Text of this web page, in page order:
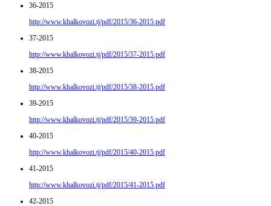
36-2015
http://www.khalkovozi.tj/pdf/2015/36-2015.pdf
37-2015
http://www.khalkovozi.tj/pdf/2015/37-2015.pdf
38-2015
http://www.khalkovozi.tj/pdf/2015/38-2015.pdf
39-2015
http://www.khalkovozi.tj/pdf/2015/39-2015.pdf
40-2015
http://www.khalkovozi.tj/pdf/2015/40-2015.pdf
41-2015
http://www.khalkovozi.tj/pdf/2015/41-2015.pdf
42-2015